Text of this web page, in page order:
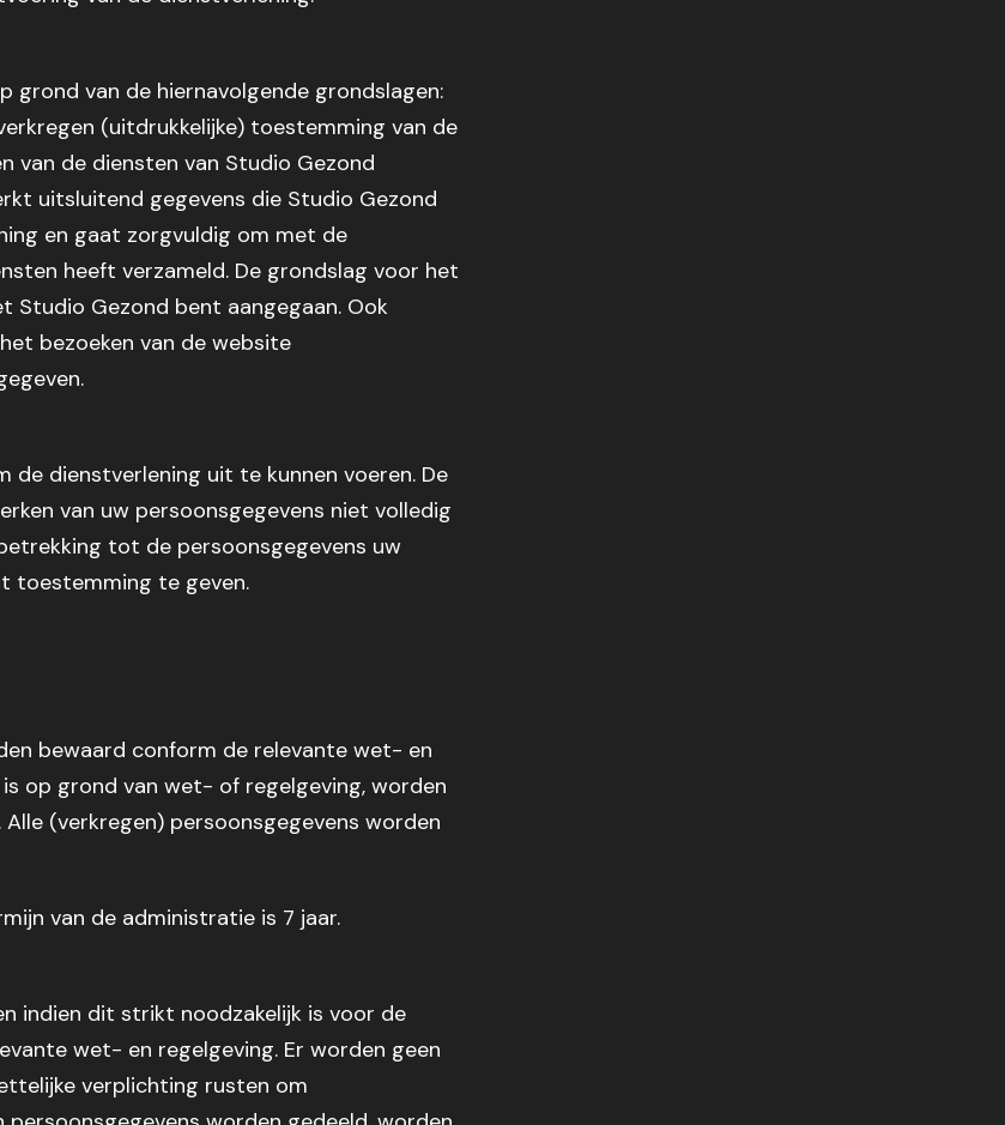
grond van de hiernavolgende grondslagen:
(uitdrukkelijke) toestemming van de
van de diensten van Studio Gezond
uitsluitend gegevens die Studio Gezond
en gaat zorgvuldig om met de
heeft verzameld. De grondslag voor het
Studio Gezond bent aangegaan. Ook
bezoeken van de website
de dienstverlening uit te kunnen voeren. De
van uw persoonsgegevens niet volledig
tot de persoonsgegevens uw
toestemming te geven.
bewaard conform de relevante wet- en
op grond van wet- of regelgeving, worden
(verkregen) persoonsgegevens worden
van de administratie is 7 jaar.
indien dit strikt noodzakelijk is voor de
wet- en regelgeving. Er worden geen
verplichting rusten om